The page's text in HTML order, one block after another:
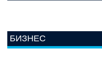
БИЗНЕС